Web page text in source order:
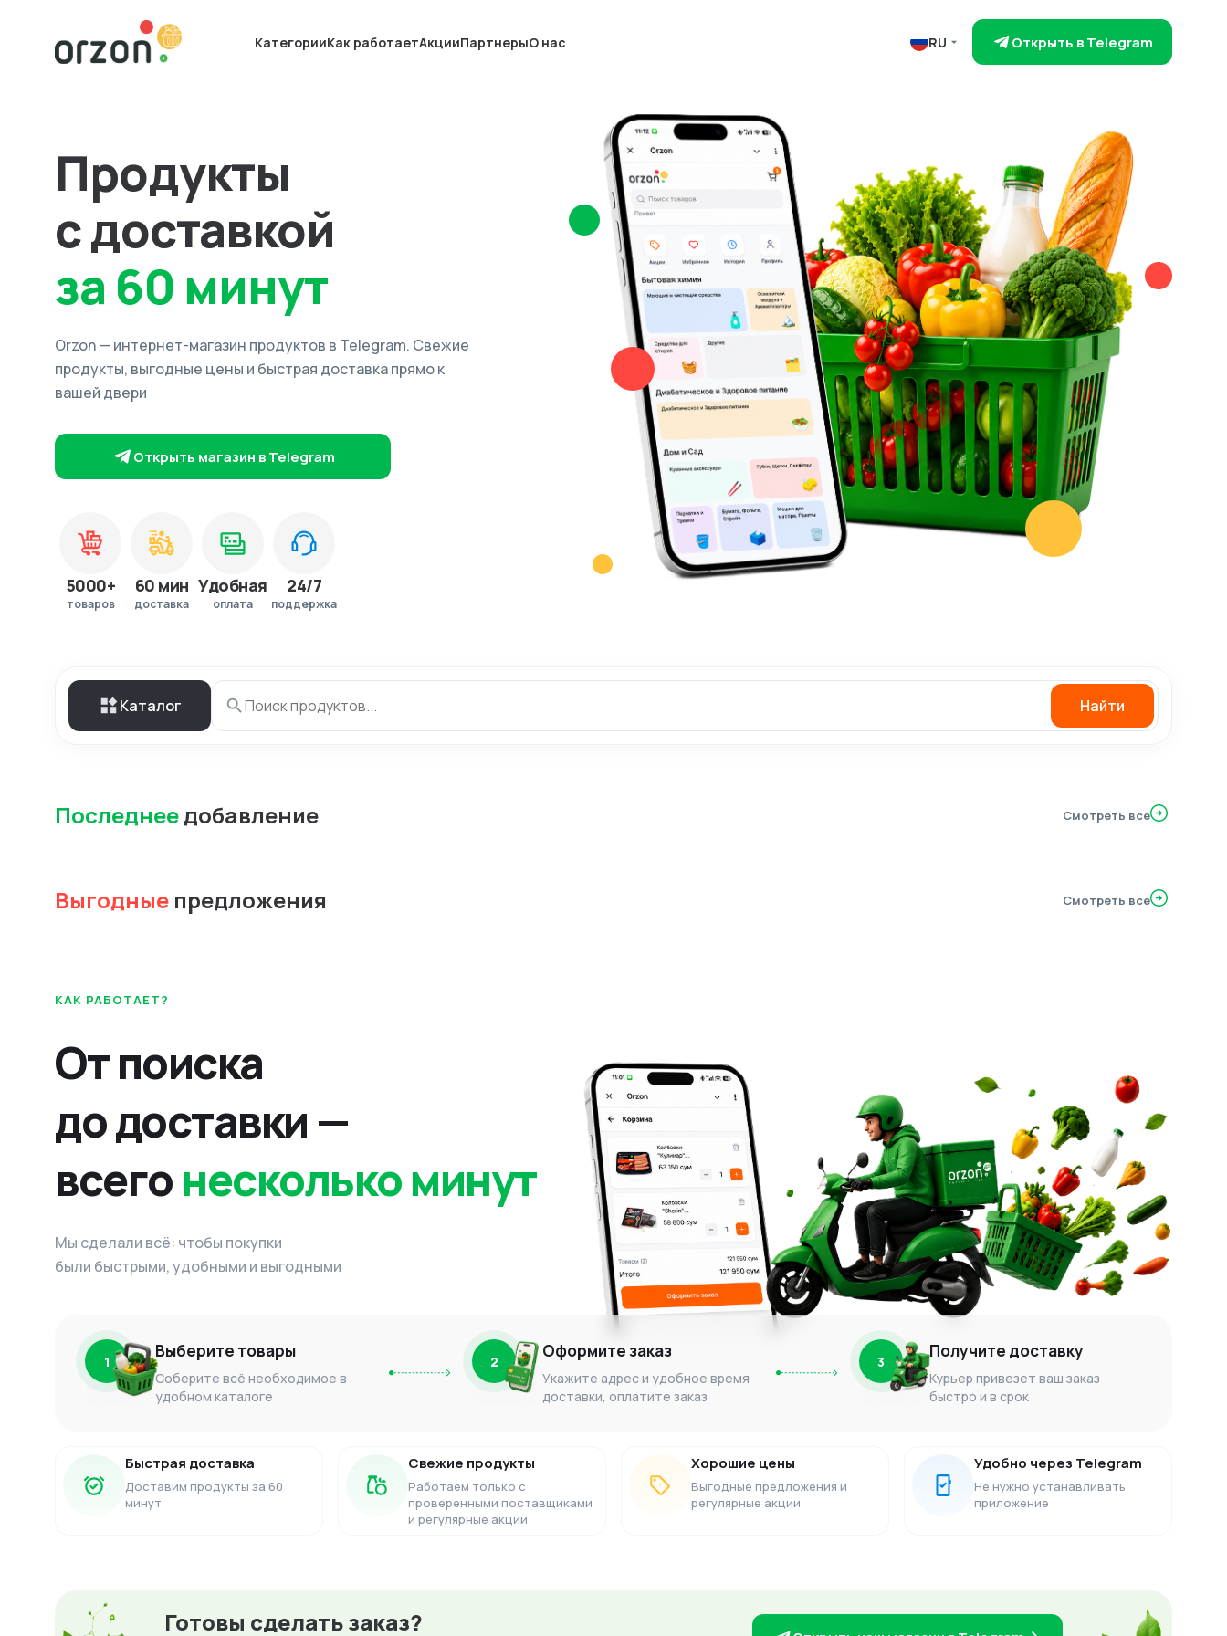
КатегорииКак работаетАкцииПартнерыО нас RU Открыть в Telegram
Продукты
с доставкой
за 60 минут
Orzon — интернет-магазин продуктов в Telegram. Свежие
продукты, выгодные цены и быстрая доставка прямо к
вашей двери
Открыть магазин в Telegram
5000+
товаров
60 мин
доставка
Удобная
оплата
24/7
поддержка
Каталог Найти
Последнеедобавление Смотреть все
Выгодные предложения Смотреть все
КАК РАБОТАЕТ?
От поиска
до доставки —
всегонесколько минут
Мы сделали всё: чтобы покупки
были быстрыми, удобными и выгодными
1 Выберите товары
Соберите всё необходимое в
удобном каталоге
2 Оформите заказ
Укажите адрес и удобное время
доставки, оплатите заказ
3 Получите доставку
Курьер привезет ваш заказ
быстро и в срок
Быстрая доставка
Доставим продукты за 60
минут
Свежие продукты
Работаем только с
проверенными поставщиками
и регулярные акции
Хорошие цены
Выгодные предложения и
регулярные акции
Удобно через Telegram
Не нужно устанавливать
приложение
Готовы сделать заказ?